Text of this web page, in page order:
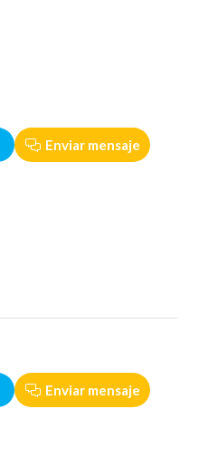
Enviar mensaje
Enviar mensaje